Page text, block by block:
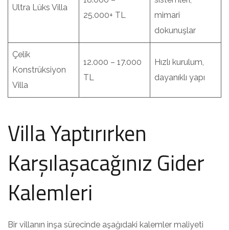
Ultra Lüks Villa
25.000+ TL
mimari
dokunuşlar
Çelik
Konstrüksiyon
Villa
12.000 – 17.000
TL
Hızlı kurulum,
dayanıklı yapı
Villa Yaptırırken
Karşılaşacağınız Gider
Kalemleri
Bir villanın inşa sürecinde aşağıdaki kalemler maliyeti